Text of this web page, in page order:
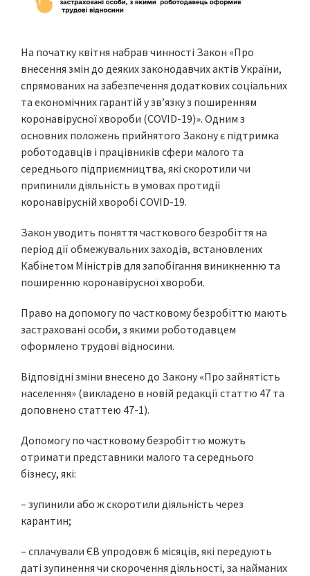
На початку квітня набрав чинності Закон «Про
внесення змін до деяких законодавчих актів України,
спрямованих на забезпечення додаткових соціальних
та економічних гарантій у зв’язку з поширенням
коронавірусної хвороби (COVID-19)». Одним з
основних положень прийнятого Закону є підтримка
роботодавців і працівників сфери малого та
середнього підприємництва, які скоротили чи
припинили діяльність в умовах протидії
коронавірусній хворобі COVID-19.
Закон уводить поняття часткового безробіття на
період дії обмежувальних заходів, встановлених
Кабінетом Міністрів для запобігання виникненню та
поширенню коронавірусної хвороби.
Право на допомогу по частковому безробіттю мають
застраховані особи, з якими роботодавцем
оформлено трудові відносини.
Відповідні зміни внесено до Закону «Про зайнятість
населення» (викладено в новій редакції статтю 47 та
доповнено статтею 47-1).
Допомогу по частковому безробіттю можуть
отримати представники малого та середнього
бізнесу, які:
– зупинили або ж скоротили діяльність через
карантин;
– сплачували ЄВ упродовж 6 місяців, які передують
даті зупинення чи скорочення діяльності, за найманих